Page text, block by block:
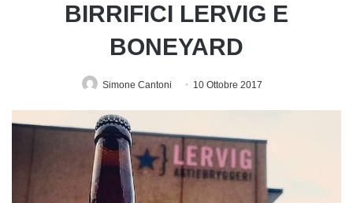
BIRRIFICI LERVIG E
BONEYARD
Simone Cantoni 10 Ottobre 2017